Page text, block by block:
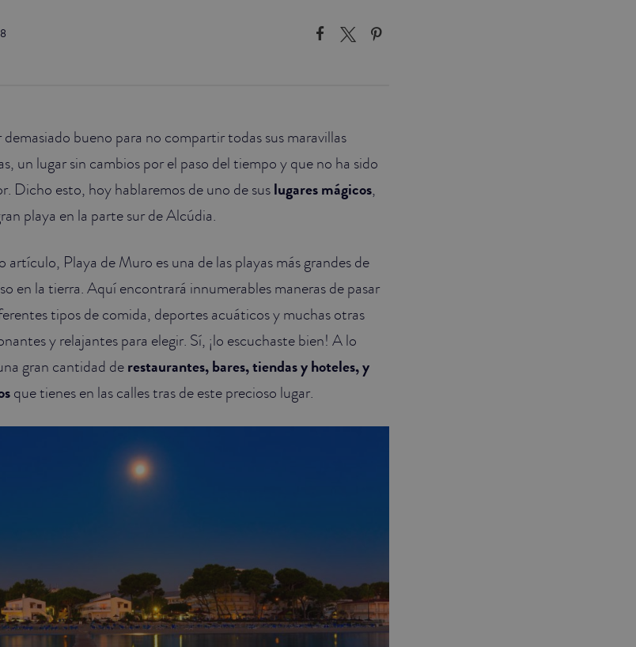
demasiado bueno para no compartir todas sus maravillas
un lugar sin cambios por el paso del tiempo y que no ha sido
Dicho esto, hoy hablaremos de uno de suslugares mágicos,
playa en la parte sur de Alcúdia.
Playa de Muro es una de las playas más grandes de
en la tierra. Aquí encontrará innumerables maneras de pasar
tipos de comida, deportes acuáticos y muchas otras
y relajantes para elegir. Sí, ¡lo escuchaste bien! A lo
gran cantidad derestaurantes, bares, tiendas y hoteles, y
que tienes en las calles tras de este precioso lugar.